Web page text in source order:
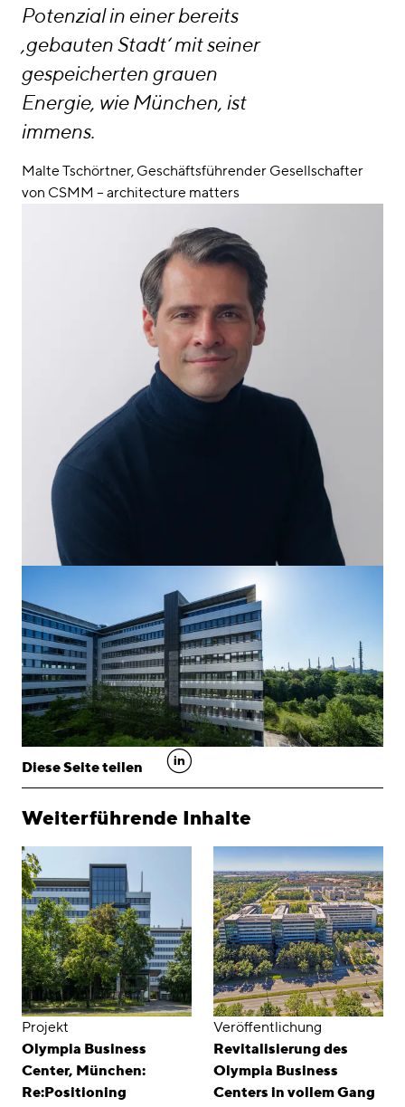
Potenzial in einer bereits
‚gebauten Stadt‘ mit seiner
gespeicherten grauen
Energie, wie München, ist
immens.
Malte Tschörtner, Geschäftsführender Gesellschafter
von CSMM – architecture matters
Diese Seite teilen linkedin
Weiterführende Inhalte
Projekt
Olympia Business
Center, München:
Re:Positioning
Veröffentlichung
Revitalisierung des
Olympia Business
Centers in vollem Gang